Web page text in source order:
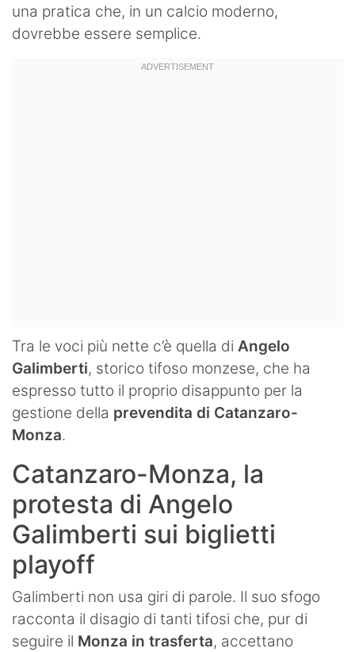
una pratica che, in un calcio moderno,
dovrebbe essere semplice.
Tra le voci più nette c’è quella di Angelo
Galimberti, storico tifoso monzese, che ha
espresso tutto il proprio disappunto per la
gestione della prevendita di Catanzaro-
Monza.
Catanzaro-Monza, la
protesta di Angelo
Galimberti sui biglietti
playoff
Galimberti non usa giri di parole. Il suo sfogo
racconta il disagio di tanti tifosi che, pur di
seguire il Monza in trasferta, accettano